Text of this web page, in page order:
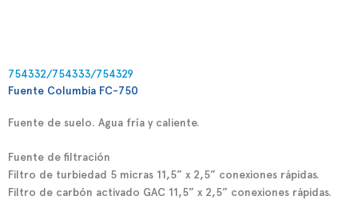
754332/754333/754329
Fuente Columbia FC-750
Fuente de suelo. Agua fría y caliente.
Fuente de filtración
Filtro de turbiedad 5 micras 11,5” x 2,5” conexiones rápidas.
Filtro de carbón activado GAC 11,5” x 2,5” conexiones rápidas.